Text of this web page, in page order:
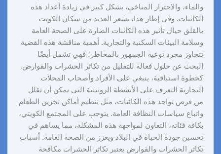
والماء، والاحترار المناخي، بشكل كبير في زيادة أعداد هذه
الكائنات. وفي إطار هذا، يشعر العديد من سكان الكويت
بالقلق حيال تأثير هذه الكائنات الضارة على الصحة العامة
وسلامة البيئات السكنية والتجارية. أهمية مناقشة هذه القضية
تتجاوز مجرد توعية الجمهور بالمخاطر؛ فهي تشمل أيضًا
البحث عن حلول فعالة للتقليل من تكاثر الحشرات والقوارض.
كخطوة استباقية، ينبغي على الأفراد وأصحاب المحلات
التجارية التعرف على الأنشطة الروتينية التي يمكن أن تقلل
من فرص تواجد هذه الكائنات، مثل تنظيم أماكن تخزين الطعام
واتباع سياسات النظافة العامة. يتوجب على المجتمع الكويتي،
بكافة فئاته، التعاون لمواجهة هذه المشكلة، مما يساهم في
تحسين جودة الحياة في البلاد ويعزز من الصحة العامة. أسباب
تكاثر الحشرات والقوارض يعتبر تكاثر الحشرات مكافحة